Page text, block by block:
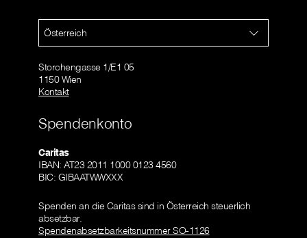
Österreich
Storchengasse 1/E1 05
1150 Wien
Kontakt
Spendenkonto
Caritas
IBAN: AT23 2011 1000 0123 4560
BIC: GIBAATWWXXX
Spenden an die Caritas sind in Österreich steuerlich
absetzbar.
Spendenabsetzbarkeitsnummer SO-1126